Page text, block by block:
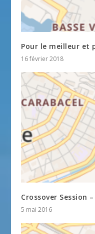
Pour le meilleur et
16 février 2018
Crossover Session
5 mai 2016